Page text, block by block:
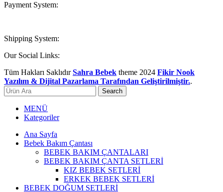
Payment System:
Shipping System:
Our Social Links:
Tüm Hakları SaklıdırSahra Bebek theme 2024 Fikir Nook
Yazılım & Dijital Pazarlama Tarafından Geliştirilmiştir..
Search
MENÜ
Kategoriler
Ana Sayfa
Bebek Bakım Çantası
BEBEK BAKIM ÇANTALARI
BEBEK BAKIM ÇANTA SETLERİ
KIZ BEBEK SETLERİ
ERKEK BEBEK SETLERİ
BEBEK DOĞUM SETLERİ